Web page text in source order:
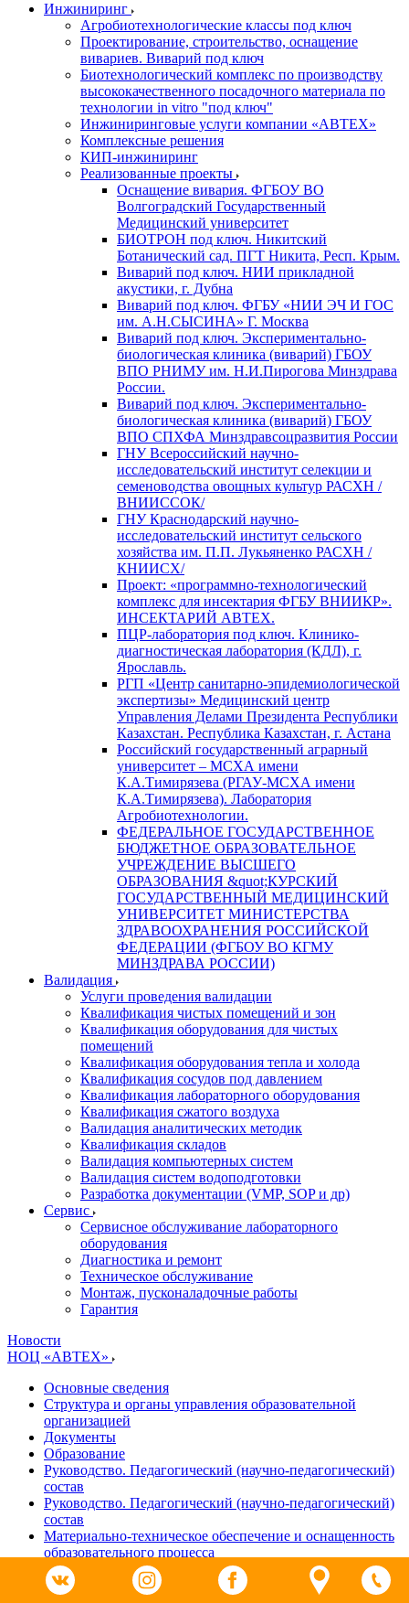
Инжиниринг
Агробиотехнологические классы под ключ
Проектирование, строительство, оснащение
вивариев. Виварий под ключ
Биотехнологический комплекс по производству
высококачественного посадочного материала по
технологии in vitro "под ключ"
Инжиниринговые услуги компании «АВТЕХ»
Комплексные решения
КИП-инжиниринг
Реализованные проекты
Оснащение вивария. ФГБОУ ВО
Волгоградский Государственный
Медицинский университет
БИОТРОН под ключ. Никитский
Ботанический сад. ПГТ Никита, Респ. Крым.
Виварий под ключ. НИИ прикладной
акустики, г. Дубна
Виварий под ключ. ФГБУ «НИИ ЭЧ И ГОС
им. А.Н.СЫСИНА» Г. Москва
Виварий под ключ. Экспериментально-
биологическая клиника (виварий) ГБОУ
ВПО РНИМУ им. Н.И.Пирогова Минздрава
России.
Виварий под ключ. Экспериментально-
биологическая клиника (виварий) ГБОУ
ВПО СПХФА Минздравсоцразвития России
ГНУ Всероссийский научно-
исследовательский институт селекции и
семеноводства овощных культур РАСХН /
ВНИИССОК/
ГНУ Краснодарский научно-
исследовательский институт сельского
хозяйства им. П.П. Лукьяненко РАСХН /
КНИИСХ/
Проект: «программно-технологический
комплекс для инсектария ФГБУ ВНИИКР».
ИНСЕКТАРИЙ АВТЕХ.
ПЦР-лаборатория под ключ. Клинико-
диагностическая лаборатория (КДЛ), г.
Ярославль.
РГП «Центр санитарно-эпидемиологической
экспертизы» Медицинский центр
Управления Делами Президента Республики
Казахстан. Республика Казахстан, г. Астана
Российский государственный аграрный
университет – МСХА имени
К.А.Тимирязева (РГАУ-МСХА имени
К.А.Тимирязева). Лаборатория
Агробиотехнологии.
ФЕДЕРАЛЬНОЕ ГОСУДАРСТВЕННОЕ
БЮДЖЕТНОЕ ОБРАЗОВАТЕЛЬНОЕ
УЧРЕЖДЕНИЕ ВЫСШЕГО
ОБРАЗОВАНИЯ &quot;КУРСКИЙ
ГОСУДАРСТВЕННЫЙ МЕДИЦИНСКИЙ
УНИВЕРСИТЕТ МИНИСТЕРСТВА
ЗДРАВООХРАНЕНИЯ РОССИЙСКОЙ
ФЕДЕРАЦИИ (ФГБОУ ВО КГМУ
МИНЗДРАВА РОССИИ)
Валидация
Услуги проведения валидации
Квалификация чистых помещений и зон
Квалификация оборудования для чистых
помещений
Квалификация оборудования тепла и холода
Квалификация сосудов под давлением
Квалификация лабораторного оборудования
Квалификация сжатого воздуха
Валидация аналитических методик
Квалификация складов
Валидация компьютерных систем
Валидация систем водоподготовки
Разработка документации (VMP, SOP и др)
Cервис
Сервисное обслуживание лабораторного
оборудования
Диагностика и ремонт
Техническое обслуживание
Монтаж, пусконаладочные работы
Гарантия
Новости
НОЦ «АВТЕХ»
Основные сведения
Структура и органы управления образовательной
организацией
Документы
Образование
Руководство. Педагогический (научно-педагогический)
состав
Руководство. Педагогический (научно-педагогический)
состав
Материально-техническое обеспечение и оснащенность
образовательного процесса
Доступная среда
Платные образовательные услуги